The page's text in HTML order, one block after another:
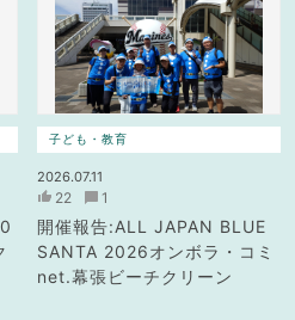
子ども・教育
2026.07.11
22 1
開催報告:ALL JAPAN BLUE
SANTA 2026オンボラ・コミ
net.幕張ビーチクリーン